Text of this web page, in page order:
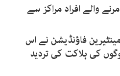
والے افراد مراکز سے
فاؤنڈیشن نے اس
کی ہلاکت کی تردید